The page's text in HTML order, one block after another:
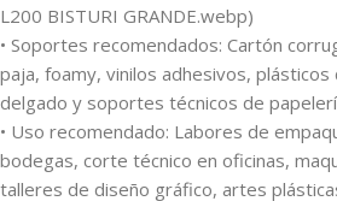
L200 BISTURI GRANDE.webp)
• Soportes recomendados: Cartón
paja, foamy, vinilos adhesivos,
delgado y soportes técnicos de
• Uso recomendado: Labores de
bodegas, corte técnico en oficinas,
talleres de diseño gráfico, artes